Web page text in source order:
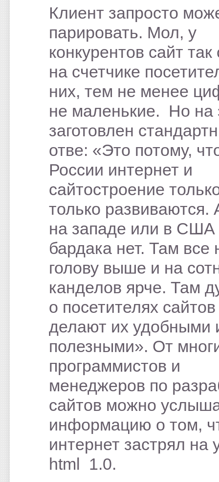
Клиент запросто
парировать. Мол, у
конкурентов сайт
на счетчике
них, тем не менее
не маленькие. Но на
заготовлен
отве: «Это потому,
России интернет и
сайтостроение
только развиваются.
на западе или в США
бардака нет. Там все
голову выше и на
канделов ярче. Там
о посетителях
делают их удобными
полезными». От
программистов и
менеджеров по
сайтов можно
информацию о том,
интернет застрял на
html 1.0.